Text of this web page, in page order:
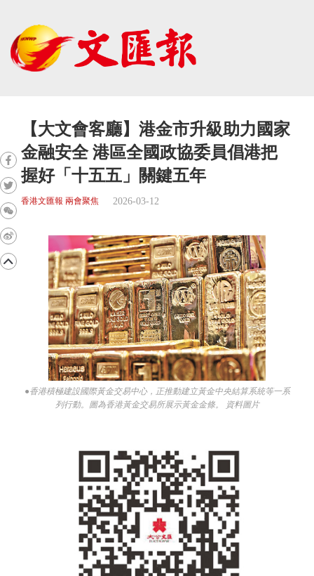
【大文會客廳】港金市升級助力國家
金融安全 港區全國政協委員倡港把
握好「十五五」關鍵五年
香港文匯報 兩會聚焦 2026-03-12
●香港積極建設國際黃金交易中心，正推動建立黃金中央結算系統等一系
列行動。圖為香港黃金交易所展示黃金金條。 資料圖片